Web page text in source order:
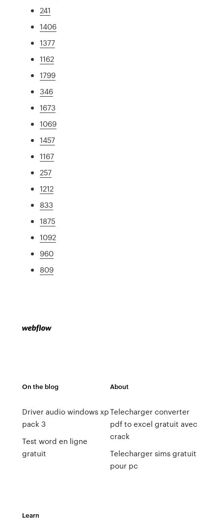
241
1406
1377
1162
1799
346
1673
1069
1457
1167
257
1212
833
1875
1092
960
809
On the blog
Driver audio windows xp
pack 3
Test word en ligne
gratuit
About
Telecharger converter
pdf to excel gratuit avec
crack
Telecharger sims gratuit
pour pc
Learn